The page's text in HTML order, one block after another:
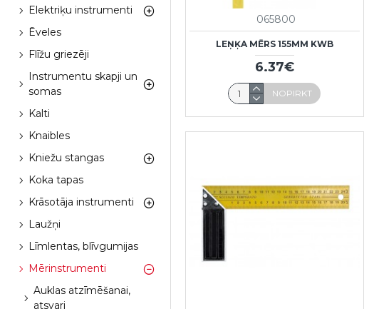
Elektriķu instrumenti
Ēveles
Flīžu griezēji
Instrumentu skapji un
somas
Kalti
Knaibles
Kniežu stangas
Koka tapas
Krāsotāja instrumenti
Laužņi
Līmlentas, blīvgumijas
Mērinstrumenti
Auklas atzīmēšanai,
atsvari
065800
LEŅĶA MĒRS 155MM KWB
6.37€
NOPIRKT